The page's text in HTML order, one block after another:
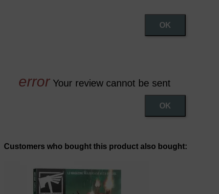
OK
Your review cannot be sent
OK
Customers who bought this product also bought: